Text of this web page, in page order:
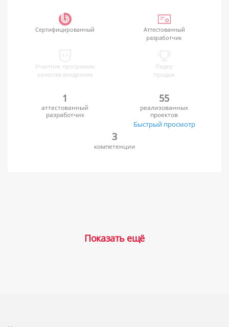
Сертифицированный
Аттестованный
разработчик
Участник программы
качества внедрения
Лидер
продаж
1
аттестованный
разработчик
55
реализованных
проектов
Быстрый просмотр
3
компетенции
Показать ещё